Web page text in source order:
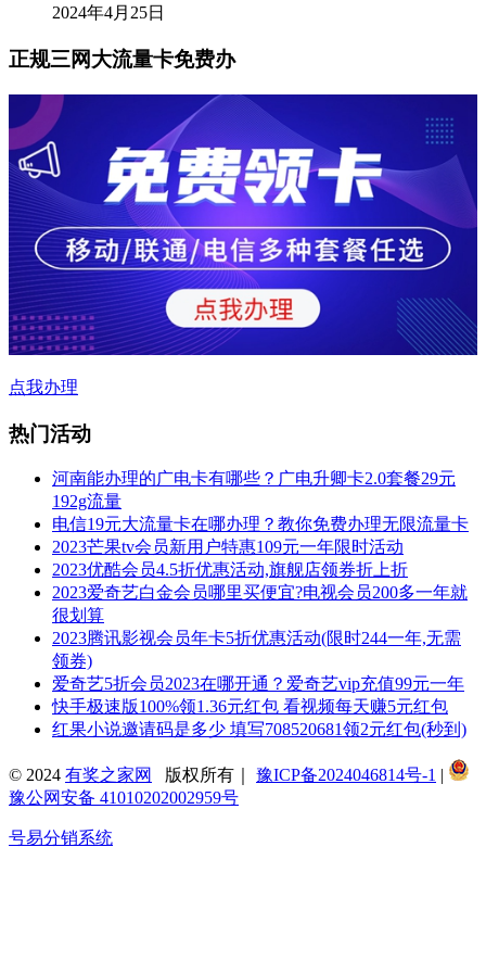
2024年4月25日
正规三网大流量卡免费办
点我办理
热门活动
河南能办理的广电卡有哪些？广电升卿卡2.0套餐29元
192g流量
电信19元大流量卡在哪办理？教你免费办理无限流量卡
2023芒果tv会员新用户特惠109元一年限时活动
2023优酷会员4.5折优惠活动,旗舰店领券折上折
2023爱奇艺白金会员哪里买便宜?电视会员200多一年就
很划算
2023腾讯影视会员年卡5折优惠活动(限时244一年,无需
领券)
爱奇艺5折会员2023在哪开通？爱奇艺vip充值99元一年
快手极速版100%领1.36元红包 看视频每天赚5元红包
红果小说邀请码是多少 填写708520681领2元红包(秒到)
© 2024 有奖之家网 版权所有｜ 豫ICP备2024046814号-1 |
豫公网安备 41010202002959号
号易分销系统